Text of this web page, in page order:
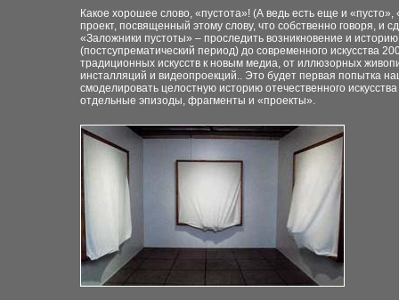
Какое хорошее слово, «пустота»! (А ведь есть еще и «пусто»,
проект, посвященный этому слову, что собственно говоря, и
«Заложники пустоты» – проследить возникновение и историю
(постсупрематический период) до современного искусства
традиционных искусств к новым медиа, от иллюзорных
инсталляций и видеопроекций.. Это будет первая попытка
смоделировать целостную историю отечественного
отдельные эпизоды, фрагменты и «проекты».